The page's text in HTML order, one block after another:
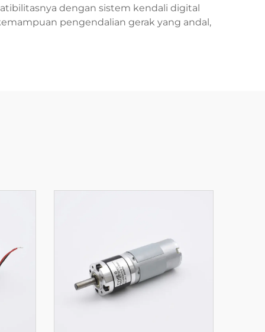
dengan sistem kendali digital
pengendalian gerak yang andal,